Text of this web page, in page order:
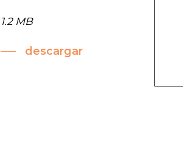
1.2 MB
descargar